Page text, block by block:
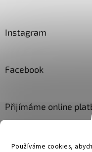
Používáme cookies,
Instagram
Facebook
Přijímáme online